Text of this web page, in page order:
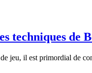
techniques de
jeu, il est primordial de